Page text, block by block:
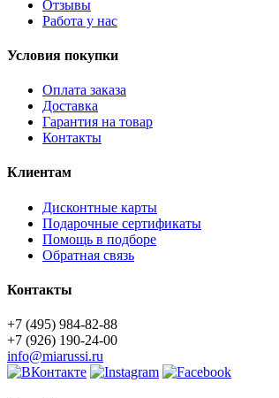
Отзывы
Работа у нас
Условия покупки
Оплата заказа
Доставка
Гарантия на товар
Контакты
Клиентам
Дисконтные карты
Подарочные сертификаты
Помощь в подборе
Обратная связь
Контакты
+7 (495) 984-82-88
+7 (926) 190-24-00
info@miarussi.ru